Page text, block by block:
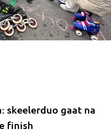
skeelerduo gaat na
finish